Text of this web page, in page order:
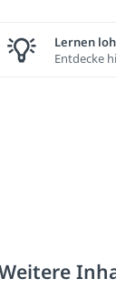
Lernen
Entdecke